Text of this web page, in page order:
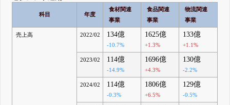
科目 年度
食材関連
事業
食品関連
事業
物流関連
事業
売上高 2022/02 134億
-10.7%
1625億
+1.3%
133億
+1.1%
2023/02 114億
-14.9%
1696億
+4.3%
130億
-2.2%
2024/02 114億
-0.3%
1806億
+6.5%
129億
-0.5%